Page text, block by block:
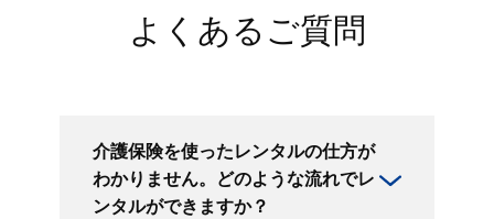
よくあるご質問
介護保険を使ったレンタルの仕方が
わかりません。どのような流れでレ
ンタルができますか？